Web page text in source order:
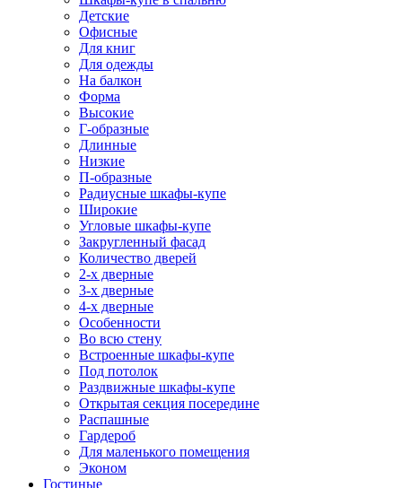
Детские
Офисные
Для книг
Для одежды
На балкон
Форма
Высокие
Г-образные
Длинные
Низкие
П-образные
Радиусные шкафы-купе
Широкие
Угловые шкафы-купе
Закругленный фасад
Количество дверей
2-х дверные
3-х дверные
4-х дверные
Особенности
Во всю стену
Встроенные шкафы-купе
Под потолок
Раздвижные шкафы-купе
Открытая секция посередине
Распашные
Гардероб
Для маленького помещения
Эконом
Гостиные